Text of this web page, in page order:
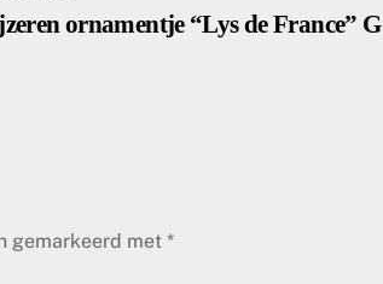
ornamentje “Lys de France” G
gemarkeerd met *